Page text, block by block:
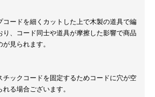
コードを細くカットした上で木製の道具で編
り、コード同士や道具が摩擦した影響で商品
見られます。
チックコードを固定するためコードに穴が空
る場合ございます。